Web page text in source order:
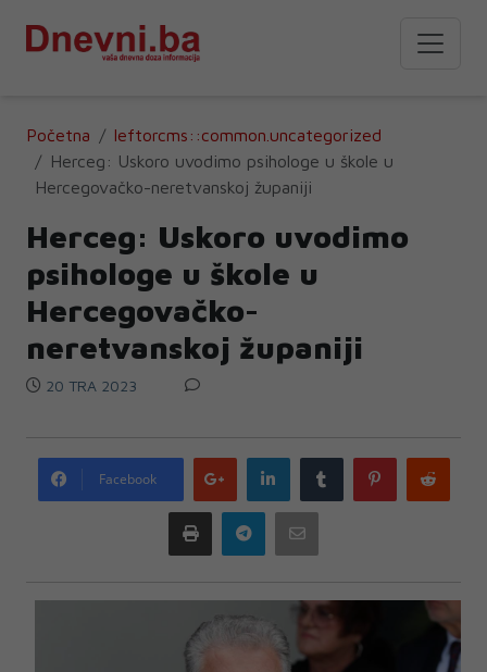
Početna
leftorcms::common.uncategorized
Herceg: Uskoro uvodimo psihologe u škole u
Hercegovačko-neretvanskoj županiji
Herceg: Uskoro uvodimo
psihologe u škole u
Hercegovačko-
neretvanskoj županiji
20 TRA 2023
Facebook
Google
plus
LinkedIn Tumblr Pinterest
Print Telegram